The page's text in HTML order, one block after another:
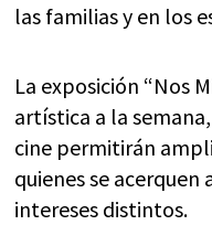
las familias y en los
La exposición “Nos
artística a la
cine permitirán
quienes se acerquen
intereses distintos.